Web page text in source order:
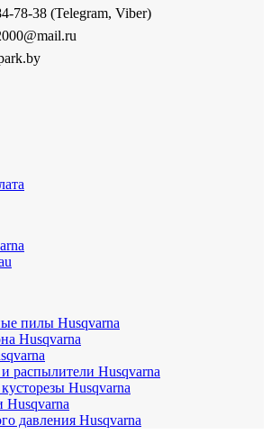
78-38 (Telegram, Viber)
пилы Husqvarna
Husqvarna
распылители Husqvarna
Husqvarna
Husqvarna
давления Husqvarna